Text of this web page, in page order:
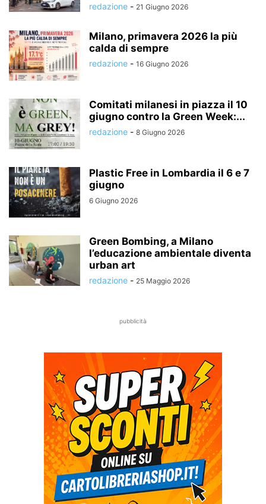
redazione - 21 Giugno 2026
Milano, primavera 2026 la più
calda di sempre
redazione - 16 Giugno 2026
Comitati milanesi in piazza il 10
giugno contro la Green Week:...
redazione - 8 Giugno 2026
Plastic Free in Lombardia il 6 e 7
giugno
6 Giugno 2026
Green Bombing, a Milano
l’educazione ambientale diventa
urban art
redazione - 25 Maggio 2026
pubblicità